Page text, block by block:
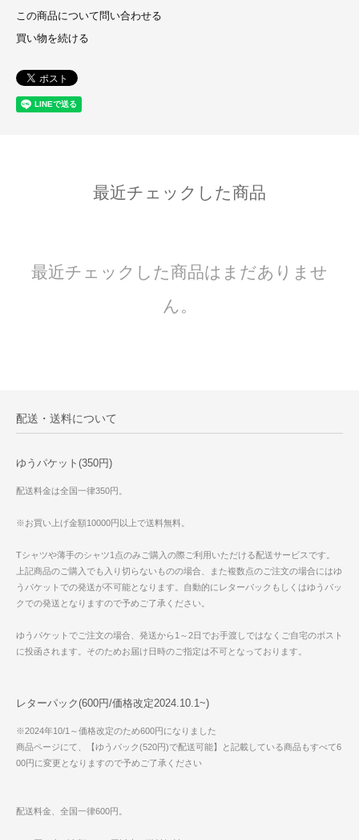
この商品について問い合わせる
買い物を続ける
最近チェックした商品
最近チェックした商品はまだありませ
ん。
配送・送料について
ゆうパケット(350円)
配送料金は全国一律350円。
※お買い上げ金額10000円以上で送料無料。
Tシャツや薄手のシャツ1点のみご購入の際ご利用いただける配送サービスです。
上記商品のご購入でも入り切らないものの場合、また複数点のご注文の場合にはゆ
うパケットでの発送が不可能となります。自動的にレターパックもしくはゆうパッ
クでの発送となりますので予めご了承ください。
ゆうパケットでご注文の場合、発送から1～2日でお手渡しではなくご自宅のポスト
に投函されます。そのためお届け日時のご指定は不可となっております。
レターパック(600円/価格改定2024.10.1~)
※2024年10/1～価格改定のため600円になりました
商品ページにて、【ゆうパック(520円)で配送可能】と記載している商品もすべて6
00円に変更となりますので予めご了承ください
配送料金、全国一律600円。